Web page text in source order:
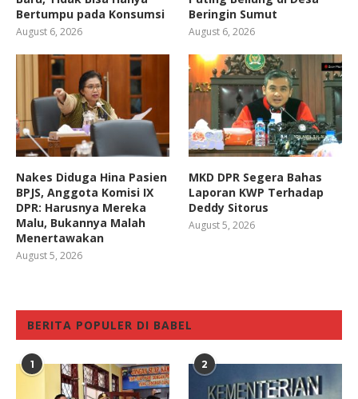
Bertumpu pada Konsumsi
August 6, 2026
Beringin Sumut
August 6, 2026
Nakes Diduga Hina Pasien
BPJS, Anggota Komisi IX
DPR: Harusnya Mereka
Malu, Bukannya Malah
Menertawakan
August 5, 2026
MKD DPR Segera Bahas
Laporan KWP Terhadap
Deddy Sitorus
August 5, 2026
BERITA POPULER DI BABEL
1 2